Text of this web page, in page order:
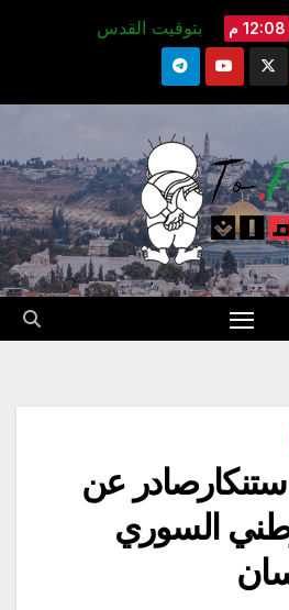
12:08 م بتوقيت القدس
عن
السوري